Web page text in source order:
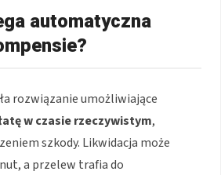
automatyczna
rozwiązanie umożliwiające
w czasie rzeczywistym,
szkody. Likwidacja może
a przelew trafia do